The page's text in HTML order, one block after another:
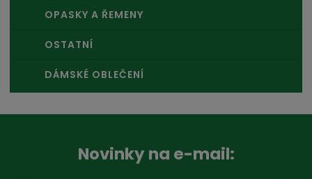
OPASKY A ŘEMENY
OSTATNÍ
DÁMSKÉ OBLEČENÍ
Novinky na e-mail: